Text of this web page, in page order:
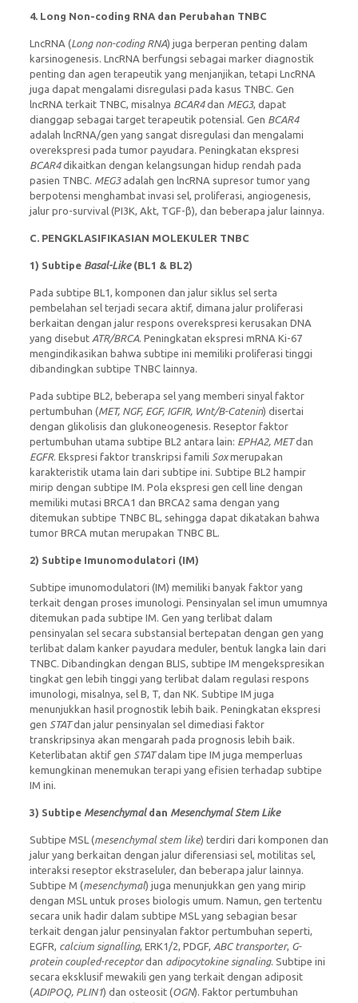
4. Long Non-coding RNA dan Perubahan TNBC
LncRNA (Long non-coding RNA) juga berperan penting dalam
karsinogenesis. LncRNA berfungsi sebagai marker diagnostik
penting dan agen terapeutik yang menjanjikan, tetapi LncRNA
juga dapat mengalami disregulasi pada kasus TNBC. Gen
lncRNA terkait TNBC, misalnya BCAR4dan MEG3, dapat
dianggap sebagai target terapeutik potensial. Gen BCAR4
adalah lncRNA/gen yang sangat disregulasi dan mengalami
overekspresi pada tumor payudara. Peningkatan ekspresi
BCAR4dikaitkan dengan kelangsungan hidup rendah pada
pasien TNBC. MEG3adalah gen lncRNA supresor tumor yang
berpotensi menghambat invasi sel, proliferasi, angiogenesis,
jalur pro-survival (PI3K, Akt, TGF-β), dan beberapa jalur lainnya.
C. PENGKLASIFIKASIAN MOLEKULER TNBC
1) Subtipe Basal-Like(BL1 & BL2)
Pada subtipe BL1, komponen dan jalur siklus sel serta
pembelahan sel terjadi secara aktif, dimana jalur proliferasi
berkaitan dengan jalur respons overekspresi kerusakan DNA
yang disebut ATR/BRCA. Peningkatan ekspresi mRNA Ki-67
mengindikasikan bahwa subtipe ini memiliki proliferasi tinggi
dibandingkan subtipe TNBC lainnya.
Pada subtipe BL2, beberapa sel yang memberi sinyal faktor
pertumbuhan (MET, NGF, EGF, IGFIR, Wnt/B-Catenin) disertai
dengan glikolisis dan glukoneogenesis. Reseptor faktor
pertumbuhan utama subtipe BL2 antara lain: EPHA2, METdan
EGFR. Ekspresi faktor transkripsi famili Soxmerupakan
karakteristik utama lain dari subtipe ini. Subtipe BL2 hampir
mirip dengan subtipe IM. Pola ekspresi gen cell line dengan
memiliki mutasi BRCA1 dan BRCA2 sama dengan yang
ditemukan subtipe TNBC BL, sehingga dapat dikatakan bahwa
tumor BRCA mutan merupakan TNBC BL.
2) Subtipe Imunomodulatori (IM)
Subtipe imunomodulatori (IM) memiliki banyak faktor yang
terkait dengan proses imunologi. Pensinyalan sel imun umumnya
ditemukan pada subtipe IM. Gen yang terlibat dalam
pensinyalan sel secara substansial bertepatan dengan gen yang
terlibat dalam kanker payudara meduler, bentuk langka lain dari
TNBC. Dibandingkan dengan BLIS, subtipe IM mengekspresikan
tingkat gen lebih tinggi yang terlibat dalam regulasi respons
imunologi, misalnya, sel B, T, dan NK. Subtipe IM juga
menunjukkan hasil prognostik lebih baik. Peningkatan ekspresi
gen STATdan jalur pensinyalan sel dimediasi faktor
transkripsinya akan mengarah pada prognosis lebih baik.
Keterlibatan aktif gen STATdalam tipe IM juga memperluas
kemungkinan menemukan terapi yang efisien terhadap subtipe
IM ini.
3) Subtipe Mesenchymal dan Mesenchymal Stem Like
Subtipe MSL (mesenchymal stem like) terdiri dari komponen dan
jalur yang berkaitan dengan jalur diferensiasi sel, motilitas sel,
interaksi reseptor ekstraseluler, dan beberapa jalur lainnya.
Subtipe M (mesenchymal) juga menunjukkan gen yang mirip
dengan MSL untuk proses biologis umum. Namun, gen tertentu
secara unik hadir dalam subtipe MSL yang sebagian besar
terkait dengan jalur pensinyalan faktor pertumbuhan seperti,
EGFR, calcium signalling, ERK1/2, PDGF, ABC transporter, G-
protein coupled-receptordan adipocytokine signaling. Subtipe ini
secara eksklusif mewakili gen yang terkait dengan adiposit
(ADIPOQ, PLIN1) dan osteosit (OGN). Faktor pertumbuhan